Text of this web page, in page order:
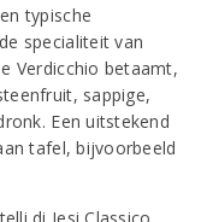
typische
specialiteit van
Verdicchio betaamt,
sappige,
Een uitstekend
tafel, bijvoorbeeld